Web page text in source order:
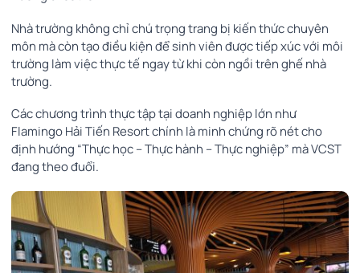
Nhà trường không chỉ chú trọng trang bị kiến thức chuyên
môn mà còn tạo điều kiện để sinh viên được tiếp xúc với môi
trường làm việc thực tế ngay từ khi còn ngồi trên ghế nhà
trường.
Các chương trình thực tập tại doanh nghiệp lớn như
Flamingo Hải Tiến Resort chính là minh chứng rõ nét cho
định hướng “Thực học – Thực hành – Thực nghiệp” mà VCST
đang theo đuổi.